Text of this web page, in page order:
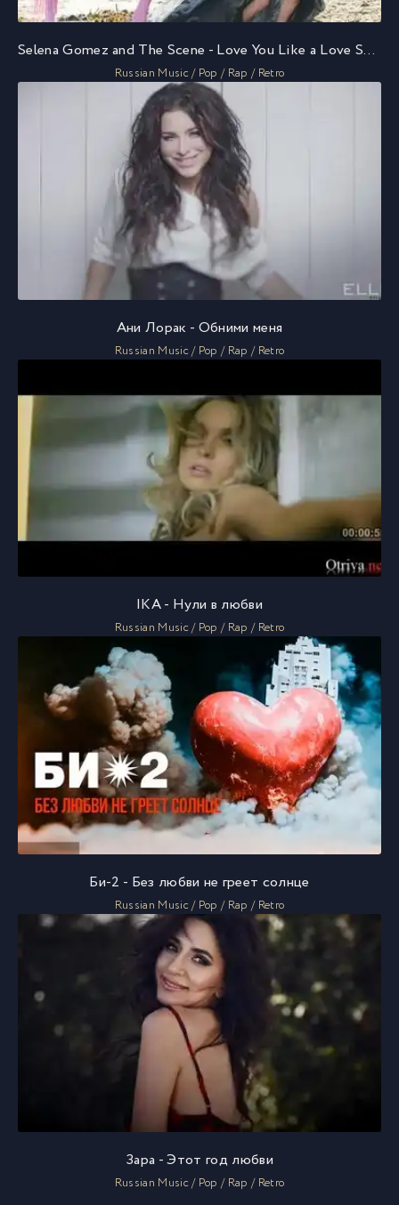
Selena Gomez and The Scene - Love You Like a Love Song
Russian Music / Pop / Rap / Retro
Ани Лорак - Обними меня
Russian Music / Pop / Rap / Retro
IKA - Нули в любви
Russian Music / Pop / Rap / Retro
Би-2 - Без любви не греет солнце
Russian Music / Pop / Rap / Retro
Зара - Этот год любви
Russian Music / Pop / Rap / Retro